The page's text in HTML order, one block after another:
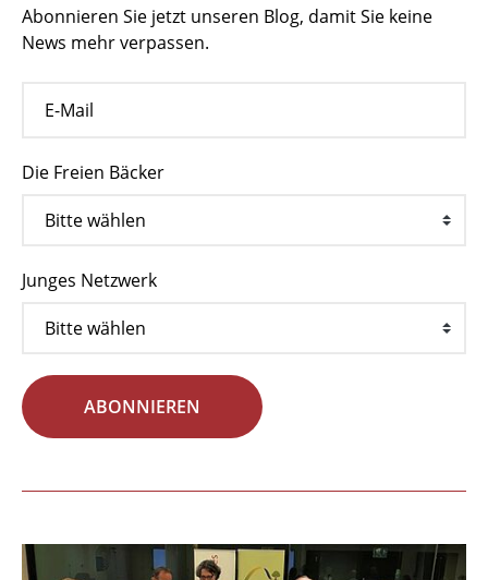
Abonnieren Sie jetzt unseren Blog, damit Sie keine
News mehr verpassen.
Die Freien Bäcker
Junges Netzwerk
ABONNIEREN